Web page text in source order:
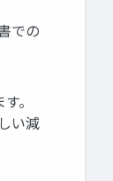
での
。
い減